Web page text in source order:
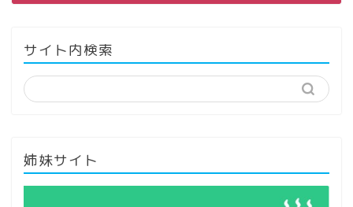
サイト内検索
姉妹サイト